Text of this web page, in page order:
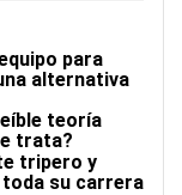
para
alternativa
teoría
trata?
tripero y
su carrera